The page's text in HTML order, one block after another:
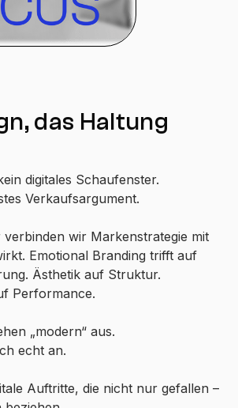
das Haltung
digitales Schaufenster.
Verkaufsargument.
verbinden wir Markenstrategie mit
Emotional Branding trifft auf
Ästhetik auf Struktur.
Performance.
„modern“ aus.
echt an.
Auftritte, die nicht nur gefallen –